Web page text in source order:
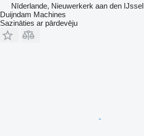
Nīderlande, Nieuwerkerk aan den IJssel
Duijndam Machines
Sazināties ar pārdevēju